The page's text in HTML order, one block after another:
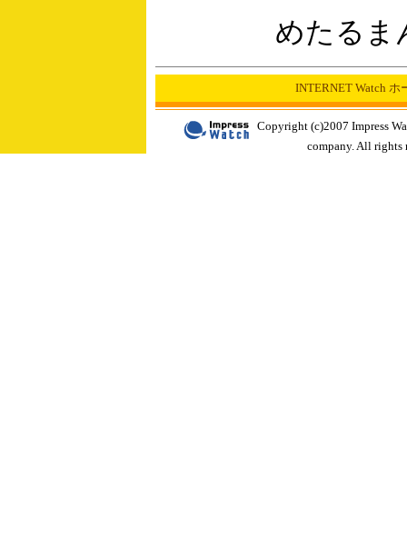
めたるま
INTERNET Watch ホ
Copyright (c)2007 Impress
company. All rights